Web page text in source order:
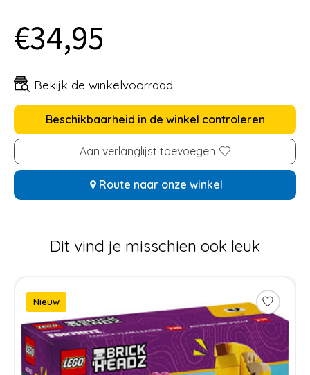
€34,95
Bekijk de winkelvoorraad
Beschikbaarheid in de winkel controleren
Aan verlanglijst toevoegen
Route naar onze winkel
Dit vind je misschien ook leuk
Nieuw